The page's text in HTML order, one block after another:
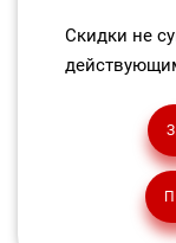
Скидки не